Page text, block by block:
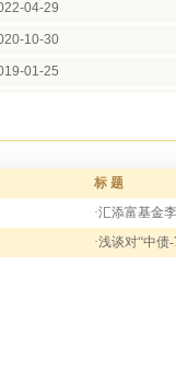
04-29
10-30
01-25
标 题
·汇添富基金
·浅谈对“中